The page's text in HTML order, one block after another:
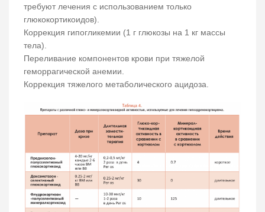
требуют лечения с использованием только
глюкокортикоидов).
Коррекция гипогликемии (1 г глюкозы на 1 кг массы
тела).
Переливание компонентов крови при тяжелой
геморрагической анемии.
Коррекция тяжелого метаболического ацидоза.